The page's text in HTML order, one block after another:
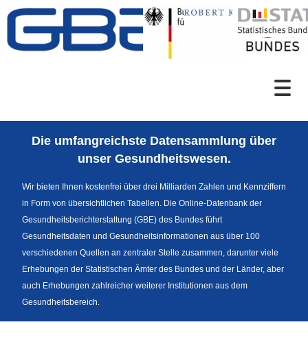
Zum Inhalt
Sprachumschaltung
Die umfangreichste Datensammlung über
unser Gesundheitswesen.
Wir bieten Ihnen kostenfrei über drei Milliarden Zahlen und Kennziffern
in Form von übersichtlichen Tabellen. Die Online-Datenbank der
Gesundheitsberichterstattung (GBE) des Bundes führt
Gesundheitsdaten und Gesundheitsinformationen aus über 100
verschiedenen Quellen an zentraler Stelle zusammen, darunter viele
Erhebungen der Statistischen Ämter des Bundes und der Länder, aber
auch Erhebungen zahlreicher weiterer Institutionen aus dem
Gesundheitsbereich.